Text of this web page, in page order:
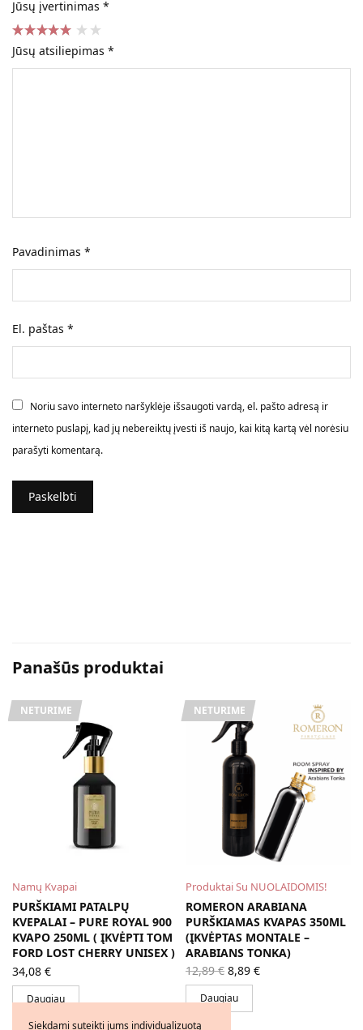
Jūsų įvertinimas *
Jūsų atsiliepimas*
Pavadinimas*
El. paštas*
Noriu savo interneto naršyklėje išsaugoti vardą, el. pašto adresą ir
interneto puslapį, kad jų nebereiktų įvesti iš naujo, kai kitą kartą vėl norėsiu
parašyti komentarą.
Panašūs produktai
NETURIME
Namų Kvapai
PURŠKIAMI PATALPŲ
KVEPALAI – PURE ROYAL 900
KVAPO 250ML ( ĮKVĖPTI TOM
FORD LOST CHERRY UNISEX )
34,08 €
Daugiau
NETURIME
Produktai Su NUOLAIDOMIS!
ROMERON ARABIANA
PURŠKIAMAS KVAPAS 350ML
(ĮKVĖPTAS MONTALE –
ARABIANS TONKA)
12,89€ Original
price
was:
12,89 €.
8,89 €Current
Daugiau
Siekdami suteikti jums individualizuotą